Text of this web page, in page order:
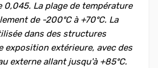
0,045. La plage de température
de -200ºC à +70ºC. La
dans des structures
exposition extérieure, avec des
externe allant jusqu'à +85ºC.